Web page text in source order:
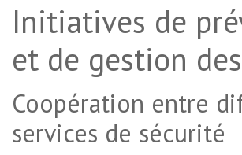
Initiatives de
et de gestion
Coopération entre
services de sécurité